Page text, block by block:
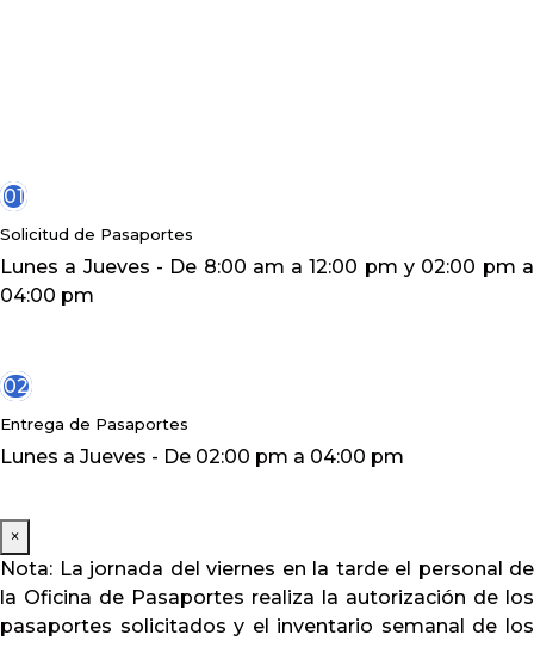
01
Solicitud de Pasaportes
Lunes a Jueves - De 8:00 am a 12:00 pm y 02:00 pm a
04:00 pm
02
Entrega de Pasaportes
Lunes a Jueves - De 02:00 pm a 04:00 pm
×
Nota: La jornada del viernes en la tarde el personal de
la Oficina de Pasaportes realiza la autorización de los
pasaportes solicitados y el inventario semanal de los